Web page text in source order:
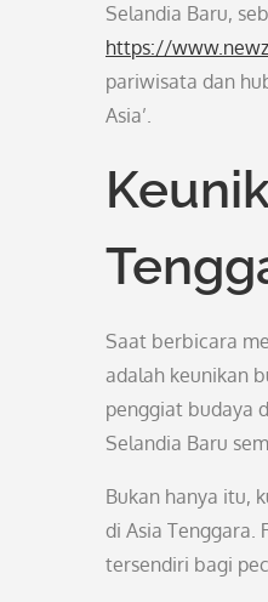
Selandia Baru,
https://
pariwisata dan
Asia’.
Saat berbicara
adalah keunikan
penggiat budaya
Selandia Baru
Bukan hanya itu,
di Asia Tenggara.
tersendiri bagi